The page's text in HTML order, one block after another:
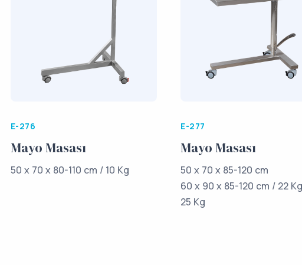
E-276
Mayo Masası
50 x 70 x 80-110 cm / 10 Kg
E-277
Mayo Masası
50 x 70 x 85-120 cm
60 x 90 x 85-120 cm / 22
25 Kg